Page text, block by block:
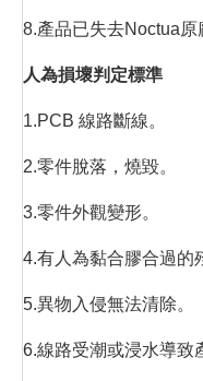
8.產品已失去Noctua原
人為損壞判定標準
1.PCB 線路斷線。
2.零件脫落，燒毀。
3.零件外觀變形。
4.有人為黏合膠合過的
5.異物入侵無法清除。
6.線路受潮或浸水導致